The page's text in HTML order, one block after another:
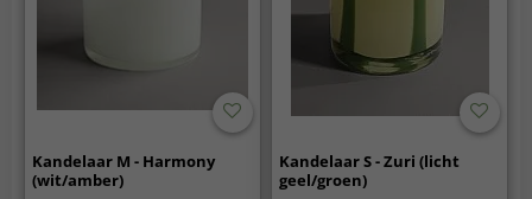
Kandelaar M - Harmony
(wit/amber)
Kandelaar S - Zuri (licht
geel/groen)